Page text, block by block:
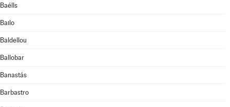
Baélls
Bailo
Baldellou
Ballobar
Banastás
Barbastro